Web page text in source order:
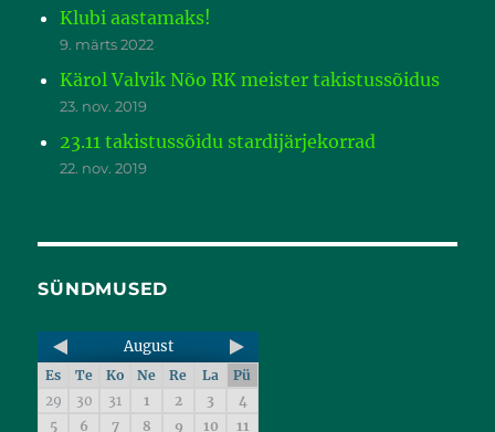
Klubi aastamaks!
9. märts 2022
Kärol Valvik Nõo RK meister takistussõidus
23. nov. 2019
23.11 takistussõidu stardijärjekorrad
22. nov. 2019
SÜNDMUSED
August
Es Te Ko Ne Re La
Pü
29
30 31 1 2 3
4
5
6 7 8 9 10 11